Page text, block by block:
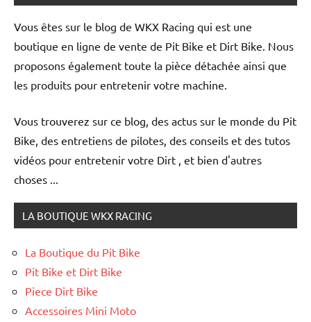
Suivez-nous !
Vous êtes sur le blog de WKX Racing qui est une
boutique en ligne de vente de Pit Bike et Dirt Bike. Nous
proposons également toute la pièce détachée ainsi que
les produits pour entretenir votre machine.
Vous trouverez sur ce blog, des actus sur le monde du Pit
Bike, des entretiens de pilotes, des conseils et des tutos
vidéos pour entretenir votre Dirt , et bien d'autres
choses ...
LA BOUTIQUE WKX RACING
La Boutique du Pit Bike
Pit Bike et Dirt Bike
Piece Dirt Bike
Accessoires Mini Moto